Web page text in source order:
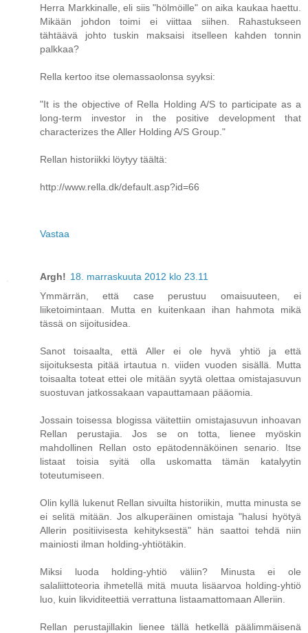
Herra Markkinalle, eli siis "hölmöille" on aika kaukaa haettu.
Mikään johdon toimi ei viittaa siihen. Rahastukseen
tähtäävä johto tuskin maksaisi itselleen kahden tonnin
palkkaa?
Rella kertoo itse olemassaolonsa syyksi:
"It is the objective of Rella Holding A/S to participate as a
long-term investor in the positive development that
characterizes the Aller Holding A/S Group."
Rellan historiikki löytyy täältä:
http://www.rella.dk/default.asp?id=66
Vastaa
Argh! 18. marraskuuta 2012 klo 23.11
Ymmärrän, että case perustuu omaisuuteen, ei
liiketoimintaan. Mutta en kuitenkaan ihan hahmota mikä
tässä on sijoitusidea.
Sanot toisaalta, että Aller ei ole hyvä yhtiö ja että
sijoituksesta pitää irtautua n. viiden vuoden sisällä. Mutta
toisaalta toteat ettei ole mitään syytä olettaa omistajasuvun
suostuvan jatkossakaan vapauttamaan pääomia.
Jossain toisessa blogissa väitettiin omistajasuvun inhoavan
Rellan perustajia. Jos se on totta, lienee myöskin
mahdollinen Rellan osto epätodennäköinen senario. Itse
listaat toisia syitä olla uskomatta tämän katalyytin
toteutumiseen.
Olin kyllä lukenut Rellan sivuilta historiikin, mutta minusta se
ei selitä mitään. Jos alkuperäinen omistaja "halusi hyötyä
Allerin positiivisesta kehityksestä" hän saattoi tehdä niin
mainiosti ilman holding-yhtiötäkin.
Miksi luoda holding-yhtiö väliin? Minusta ei ole
salaliittoteoria ihmetellä mitä muuta lisäarvoa holding-yhtiö
luo, kuin likviditeettiä verrattuna listaamattomaan Alleriin.
Rellan perustajillakin lienee tällä hetkellä päälimmäisenä